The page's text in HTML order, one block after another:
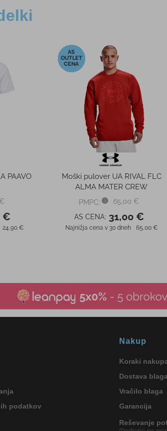
PAAVO
€
24,90 €
-52%
Moški pulover UA RIVAL FLC
ALMA MATER CREW
PMPC:
65,00 €
AS CENA: 31,00 €
Najnižja cena v 30 dneh 65,00 €
podatkov
Nakup
Koraki
Dostava blaga
Vračilo blaga
Garancija
Reševanje